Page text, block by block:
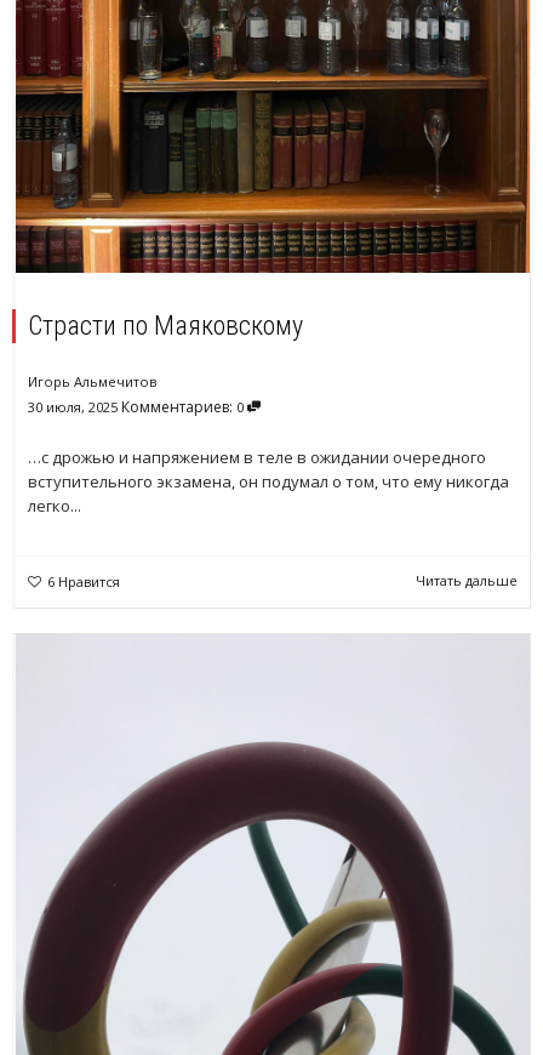
Страсти по Маяковскому
Игорь Альмечитов
30 июля, 2025 Комментариев: 0
…с дрожью и напряжением в теле в ожидании очередного
вступительного экзамена, он подумал о том, что ему никогда
легко...
6 Нравится Читать дальше